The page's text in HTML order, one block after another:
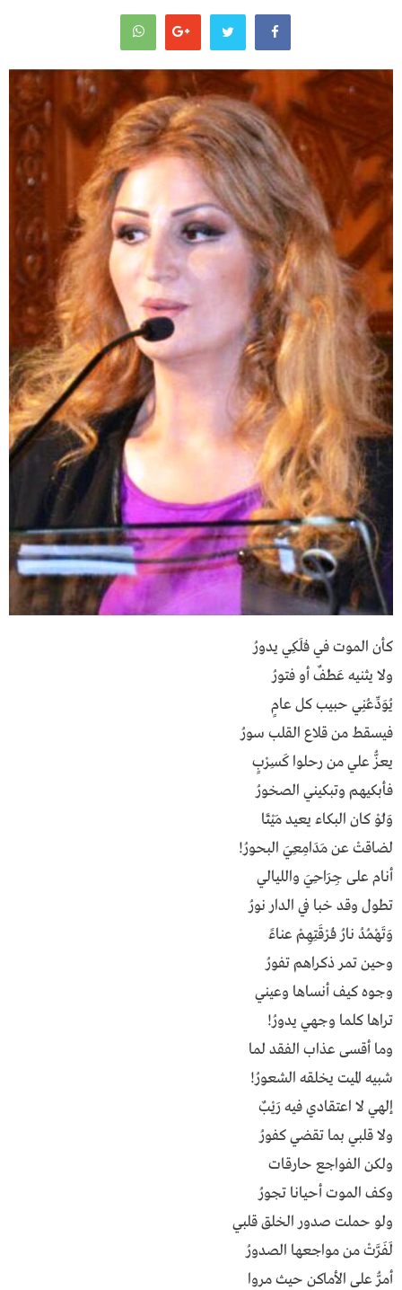
كـأن الــمـــــــوت فــي فـَـلَـكـِـي يــــــــــــدورُ
ولا يـثـنـــيــــه عَــطـْــــفٌ أو فـــتـــــــــــــورُ
يـُـــوَدِّعـُــنِــي حــبــيـــــــــب كـــــل عــــــامٍ
فـيـسـقـط مـن قـلاع القـلـب ســـــــــــــــــورُ
يــعـــــزُّ عــلـي مــن رحــلــوا كَــسـِــــــرْبٍ
فـأبـكـيـهــــم وتـبـكـيـنـي الصــخــــــــــــــورُ
وَلـَــوْ كـــان الـبــكـــاء يـعــيـــد مـَـيْــتــــــــًا
لـضـــاقـتْ عــن مـَـدَامِــعـِـيَ البحــــــــــورُ!
أنـــــام علـــى جِــرَاحـِــــــيَ واللـيـــالـــــي
تـطــول وقــد خـبــا في الــــدار نـــــــــــورُ
وَتَـهـْمـُـــــدُ نــــارُ فـُـرْقَــتـِهِــــمْ عــنــــــــاءً
وحــيــن تـــمـــر ذكــــراهــــم تـــفـــــــــورُ
وجــــوه كــيـــف أنـســــاهـــا وعــيـنـــــــي
تــراهـــا كلــمــــا وجـــهــــــي يـــــــــدورُ!
ومــا أقــســى عــــذاب الفــقـــد لـمـــــــــا
شـبـيـه المـيـت يـخـلـقـه الشـعـــــــــــــورُ!
إلهـــي لا اعــتــقــــادي فـيــــه رَيـْــــــــبٌ
ولا قـلـبـــي بـمــــا تــقـضــي كـفــــــــــورُ
ولـكــــــــن الـفـــــواجـــــــع حـــــارقــــات
وكـــف الــمــــوت أحـيـــانـــا تـجـــــــــورُ
ولـو حـملـت صـــدور الخـلـــق قـلبــــــــي
لَــفَـــــرَّتْ مــن مــواجـعـهــــا الصــــــدورُ
أمـــرُّ عـلـــى الأمـاكـــن حــيــث مـــــــروا